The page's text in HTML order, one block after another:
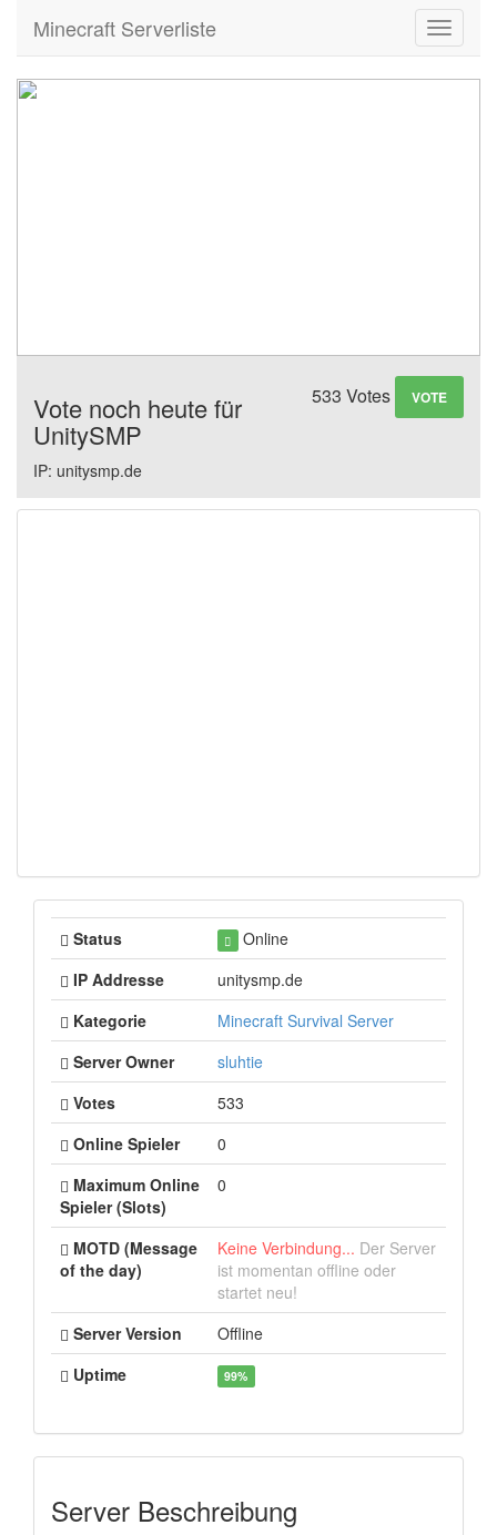
Toggle
Minecraft Serverliste
533 Votes VOTE
Vote noch heute für
UnitySMP
IP: unitysmp.de
Status
Online
IP Addresse
unitysmp.de
Kategorie
Minecraft Survival Server
Server Owner
sluhtie
Votes
533
Online Spieler
0
Maximum Online
Spieler (Slots)
0
MOTD (Message
of the day)
Keine Verbindung... Der Server
ist momentan offline oder
startet neu!
Server Version
Offline
Uptime
99%
Server Beschreibung